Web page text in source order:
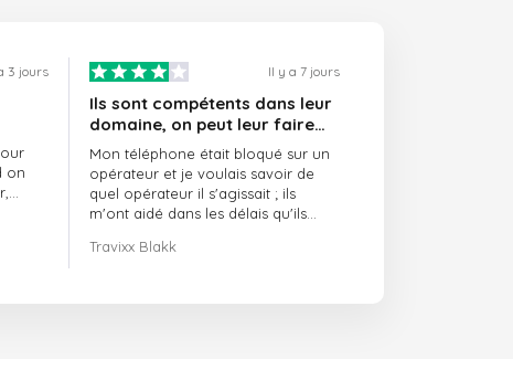
3 jours
on
Il y a 7 jours
Ils sont compétents dans leur
domaine, on peut leur faire
confiance et ils sont toujours
ponctuels
Mon téléphone était bloqué sur un
opérateur et je voulais savoir de
quel opérateur il s'agissait ; ils
m'ont aidé dans les délais qu'ils
Travixx Blakk